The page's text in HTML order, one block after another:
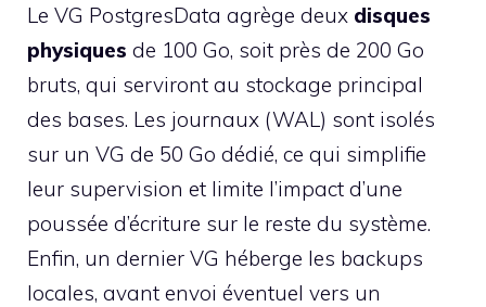
Le VG PostgresData agrège deux disques
physiques de 100 Go, soit près de 200 Go
bruts, qui serviront au stockage principal
des bases. Les journaux (WAL) sont isolés
sur un VG de 50 Go dédié, ce qui simplifie
leur supervision et limite l’impact d’une
poussée d’écriture sur le reste du système.
Enfin, un dernier VG héberge les backups
locales, avant envoi éventuel vers un